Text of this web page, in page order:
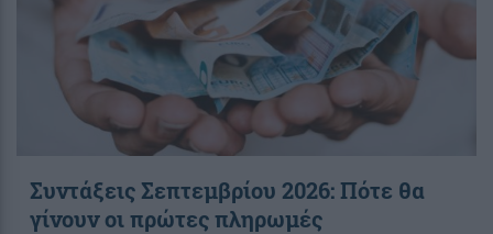
Συντάξεις Σεπτεμβρίου 2026: Πότε θα
γίνουν οι πρώτες πληρωμές